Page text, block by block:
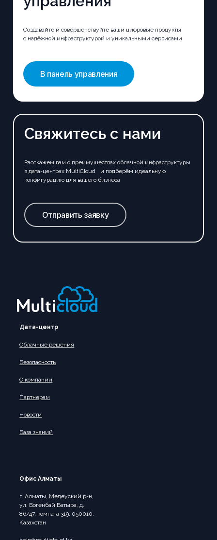
Создавайте и совершенствуйте ваши цифровые продукты
с надёжной инфраструктурой и уникальными сервисами
В панель управления
Свяжитесь с нами
Расскажем вам о преимуществах облачной инфраструктуры
в дата-центрах MultiCloud и подберём идеальную
конфигурацию для вашего бизнеса
Отправить заявку
Дата-центр
Облачные решения
Безопасность
О компании
Партнерам
Новости
База знаний
Офис Алматы
г. Алматы, Медеуский р-н,
ул. Богенбай Батыра, д.
86/47, комната 319, 050010,
Казахстан